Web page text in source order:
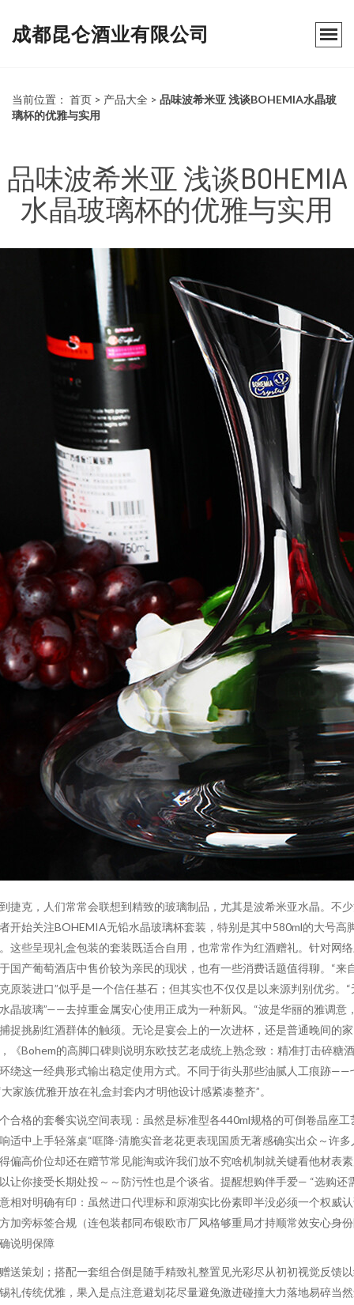
成都昆仑酒业有限公司
当前位置： 首页 > 产品大全 > 品味波希米亚 浅谈BOHEMIA水晶玻
璃杯的优雅与实用
品味波希米亚 浅谈BOHEMIA
水晶玻璃杯的优雅与实用
捷克，人们常常会联想到精致的玻璃制品，尤其是波希米亚水晶。不
开始关注BOHEMIA无铅水晶玻璃杯套装，特别是其中580ml的大号高
这些呈现礼盒包装的套装既适合自用，也常常作为红酒赠礼。针对网
国产葡萄酒店中售价较为亲民的现状，也有一些消费话题值得聊。“来
原装进口”似乎是一个信任基石；但其实也不仅仅是以来源判别优劣。“
晶玻璃”——去掉重金属安心使用正成为一种新风。“波是华丽的雅调意
捉挑剔红酒群体的触须。无论是宴会上的一次进杯，还是普通晚间的家
《Bohem的高脚口碑则说明东欧技艺老成统上熟念致：精准打击碎糖
绕这一经典形式输出稳定使用方式。不同于街头那些油腻人工痕跡——
大家族优雅开放在礼盒封套内才明他设计感紧凑整齐”。
合格的套餐实说空间表现：虽然是标准型各440ml规格的可倒卷晶座工
适中上手轻落桌“哐降-清脆实音老花更表现国质无著感确实出众～许多
偏高价位却还在赠节常见能淘或许我们放不究啥机制就关键看他材表
让你接受长期处投～～防污性也是个谈省。提醒想购伴手爱— “选购还
相对明确有印：虽然进口代理标和原湖实比份素即半没必须一个权威
加旁标签合规（连包装都同布银欧市厂风格够重局才持顺常效安心身
说明保障
送策划；搭配一套组合倒是随手精致礼整置见光彩尽从初初视觉反馈
礼传统优雅，果入是点注意避划花尽量避免激进碰撞大力落地易碎当